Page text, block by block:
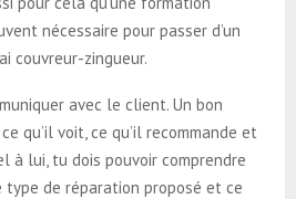
nécessaire pour passer d’un
couvreur-zingueur.
avec le client. Un bon
qu’il voit, ce qu’il recommande et
à lui, tu dois pouvoir comprendre
type de réparation proposé et ce